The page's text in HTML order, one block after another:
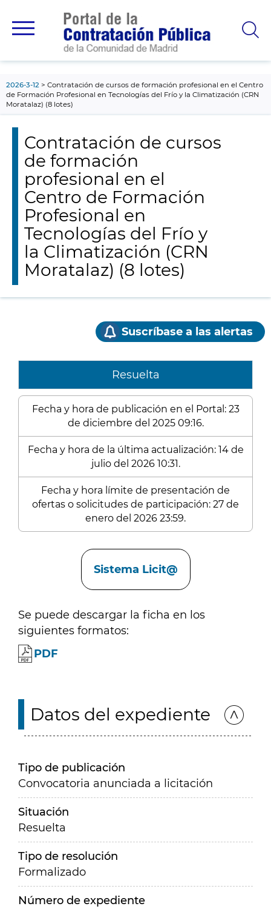
principal
2026-3-12
Contratación de cursos de formación profesional en el Centro
de Formación Profesional en Tecnologías del Frío y la Climatización (CRN
Moratalaz) (8 lotes)
Contratación de cursos
de formación
profesional en el
Centro de Formación
Profesional en
Tecnologías del Frío y
la Climatización (CRN
Moratalaz) (8 lotes)
Suscríbase a las alertas
Resuelta
Fecha y hora de publicación en el Portal: 23
de diciembre del 2025 09:16.
Fecha y hora de la última actualización: 14 de
julio del 2026 10:31.
Fecha y hora límite de presentación de
ofertas o solicitudes de participación: 27 de
enero del 2026 23:59.
Sistema Licit@
Se puede descargar la ficha en los
siguientes formatos:
PDF
Datos del expediente
Tipo de publicación
Convocatoria anunciada a licitación
Situación
Resuelta
Tipo de resolución
Formalizado
Número de expediente